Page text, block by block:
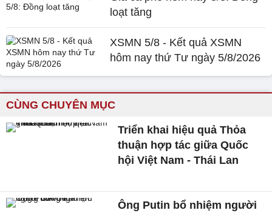
loạt tăng
XSMN 5/8 - Kết quả XSMN
hôm nay thứ Tư ngày 5/8/2026
CÙNG CHUYÊN MỤC
Triển khai hiệu quả Thỏa
thuận hợp tác giữa Quốc
hội Việt Nam - Thái Lan
Ông Putin bổ nhiệm người